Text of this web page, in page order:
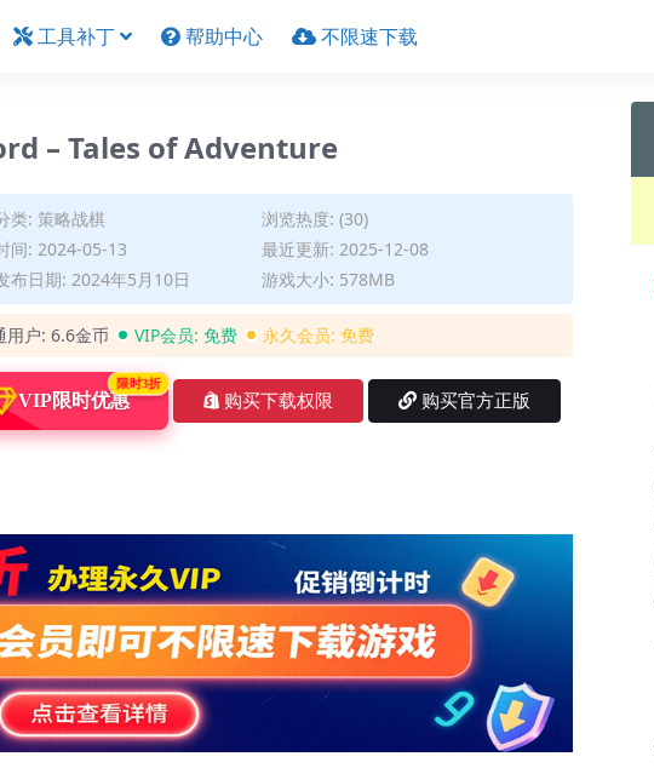
工具补丁 帮助中心 不限速下载
– Tales of Adventure
类: 策略战棋
浏览热度: (30)
间: 2024-05-13
最近更新: 2025-12-08
布日期: 2024年5月10日
游戏大小: 578MB
用户: 6.6金币 VIP会员: 免费 永久会员: 免费
VIP限时优惠
限时3折
购买下载权限 购买官方正版